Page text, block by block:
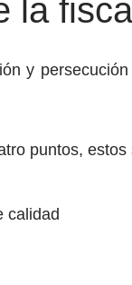
la
y
puntos, estos
calidad